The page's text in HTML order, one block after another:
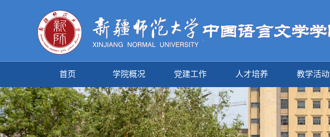
首页 学院概况 党建工作 人才培养 教学活动